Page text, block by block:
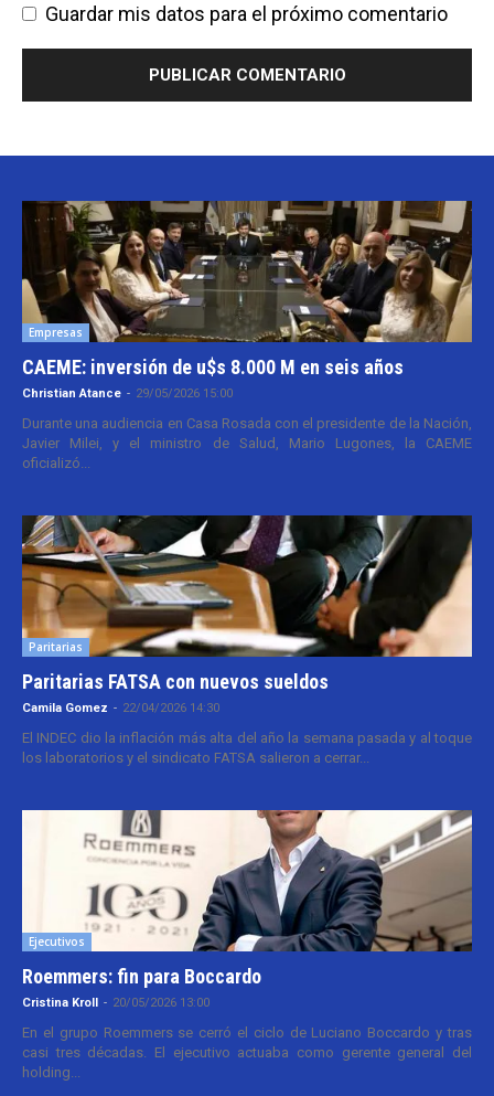
Guardar mis datos para el próximo comentario
Empresas
CAEME: inversión de u$s 8.000 M en seis años
Christian Atance - 29/05/2026 15:00
Durante una audiencia en Casa Rosada con el presidente de la Nación,
Javier Milei, y el ministro de Salud, Mario Lugones, la CAEME
oficializó...
Paritarias
Paritarias FATSA con nuevos sueldos
Camila Gomez - 22/04/2026 14:30
El INDEC dio la inflación más alta del año la semana pasada y al toque
los laboratorios y el sindicato FATSA salieron a cerrar...
Ejecutivos
Roemmers: fin para Boccardo
Cristina Kroll - 20/05/2026 13:00
En el grupo Roemmers se cerró el ciclo de Luciano Boccardo y tras
casi tres décadas. El ejecutivo actuaba como gerente general del
holding...